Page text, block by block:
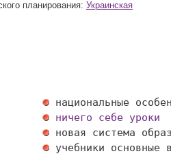
планирования: Украинская
ничего себе уроки